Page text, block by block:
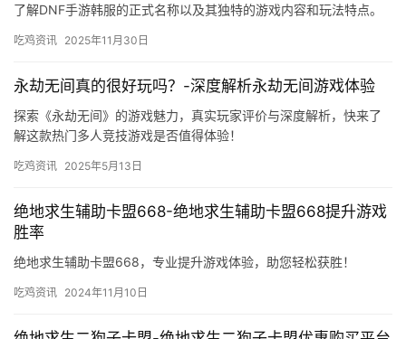
了解DNF手游韩服的正式名称以及其独特的游戏内容和玩法特点。
吃鸡资讯 2025年11月30日
永劫无间真的很好玩吗？-深度解析永劫无间游戏体验
探索《永劫无间》的游戏魅力，真实玩家评价与深度解析，快来了
解这款热门多人竞技游戏是否值得体验！
吃鸡资讯 2025年5月13日
绝地求生辅助卡盟668-绝地求生辅助卡盟668提升游戏
胜率
绝地求生辅助卡盟668，专业提升游戏体验，助您轻松获胜！
吃鸡资讯 2024年11月10日